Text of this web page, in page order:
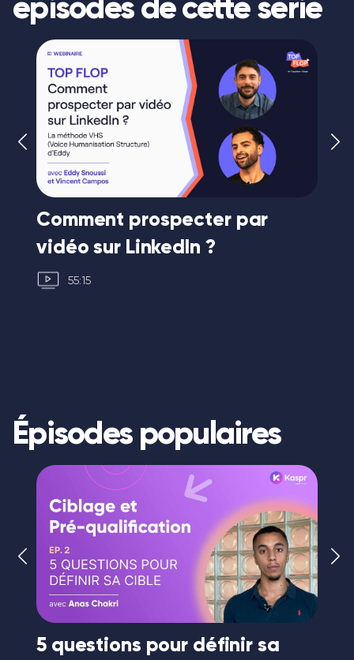
Comment prospecter par
vidéo sur LinkedIn ?
55:15
Épisodes populaires
5 questions pour définir sa